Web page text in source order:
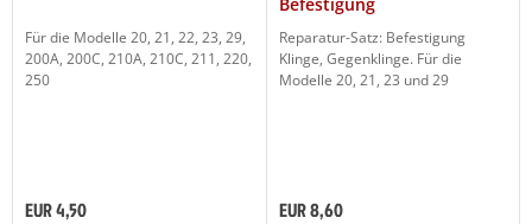
Für die Modelle 20, 21, 22, 23, 29,
200A, 200C, 210A, 210C, 211, 220,
250
EUR 4,50
Reparatur-Satz: Befestigung
Klinge, Gegenklinge. Für die
Modelle 20, 21, 23 und 29
EUR 8,60